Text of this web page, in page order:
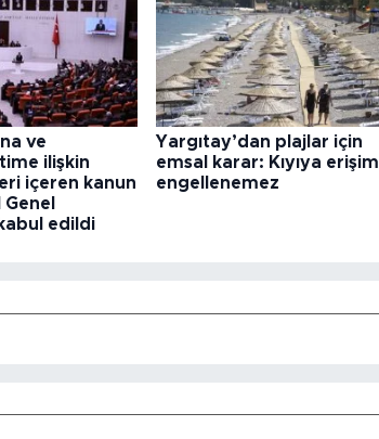
ve
ilişkin
içeren kanun
edildi
Yargıtay’dan plajlar için
emsal karar: Kıyıya erişim
engellenemez